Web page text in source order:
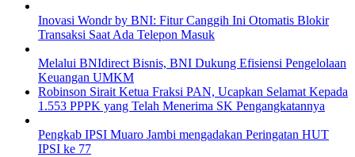
Inovasi Wondr by BNI: Fitur Canggih Ini Otomatis Blokir
Transaksi Saat Ada Telepon Masuk
Melalui BNIdirect Bisnis, BNI Dukung Efisiensi Pengelolaan
Keuangan UMKM
Robinson Sirait Ketua Fraksi PAN, Ucapkan Selamat Kepada
1.553 PPPK yang Telah Menerima SK Pengangkatannya
Pengkab IPSI Muaro Jambi mengadakan Peringatan HUT
IPSI ke 77